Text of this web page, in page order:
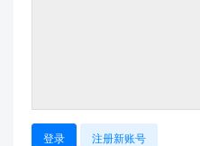
登录 注册新账号